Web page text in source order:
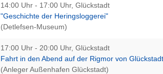
14:00 Uhr - 17:00 Uhr, Glückstadt
"Geschichte der Heringsloggerei"
(Detlefsen-Museum)
17:00 Uhr - 20:00 Uhr, Glückstadt
Fahrt in den Abend auf der Rigmor von Glückstadt
(Anleger Außenhafen Glückstadt)